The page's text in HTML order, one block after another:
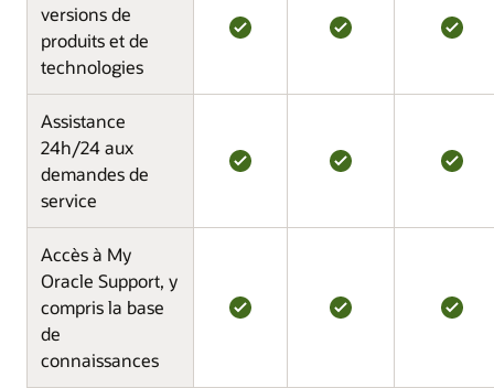
versions de
produits et de
technologies
Assistance
24h/24 aux
demandes de
service
Accès à My
Oracle Support, y
compris la base
de
connaissances